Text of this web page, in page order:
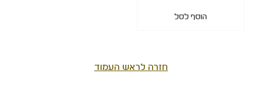
הוסף לסל
חזרה לראש העמוד